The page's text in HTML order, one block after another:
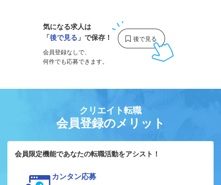
気になる求人は
「後で見る 」で保存！
会員登録なしで、
何件でも応募できます。
クリエイト転職
会員登録のメリット
会員限定機能であなたの転職活動をアシスト！
カンタン応募